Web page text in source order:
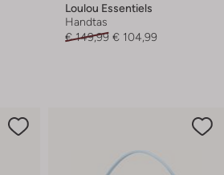
Loulou Essentiels
Handtas
€ 149,99 € 104,99